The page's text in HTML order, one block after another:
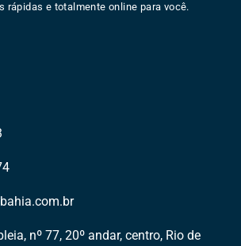
rápidas e totalmente online para você.
nº 77, 20º andar, centro, Rio de